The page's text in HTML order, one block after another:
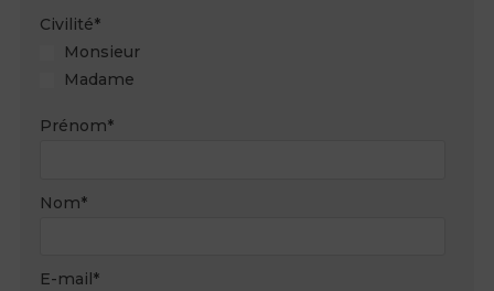
Civilité*
Monsieur
Madame
Prénom*
Nom*
E-mail*